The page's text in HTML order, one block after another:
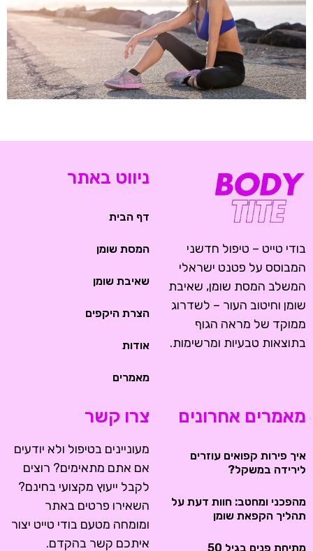
בודי טייט – טיפול חדשני
המבוסס על פטנט ישראלי
המשלב המסת שומן, שאיבת
שומן וחיטוב העור – לשדרוג
ממוקד של מראה הגוף
בתוצאות טבעיות ומרשימות.
ניווט באתר
דף הבית
המסת שומן
שאיבת שומן
הצרת היקפים
אודות
מאמרים
מאמרים אחרונים
איך פירות קפואים עוזרים
לירידה במשקל?
מהפכני ומחטב: חוות דעת על
תהליך הקפאת שומן
מתיחת פנים בגיל 50
צרו קשר
מעוניינים בטיפול ולא יודעים
אם אתם מתאימים? רוצים
לקבל ייעוץ מקצועי בחינם?
השאירו פרטים באתר
ומומחה מטעם בודי טייט יצור
איתכם קשר בהקדם.